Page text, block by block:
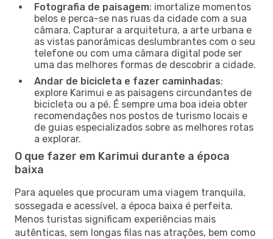
Fotografia de paisagem: imortalize momentos
belos e perca-se nas ruas da cidade com a sua
câmara. Capturar a arquitetura, a arte urbana e
as vistas panorâmicas deslumbrantes com o seu
telefone ou com uma câmara digital pode ser
uma das melhores formas de descobrir a cidade.
Andar de bicicleta e fazer caminhadas:
explore Karimui e as paisagens circundantes de
bicicleta ou a pé. É sempre uma boa ideia obter
recomendações nos postos de turismo locais e
de guias especializados sobre as melhores rotas
a explorar.
O que fazer em Karimui durante a época
baixa
Para aqueles que procuram uma viagem tranquila,
sossegada e acessível, a época baixa é perfeita.
Menos turistas significam experiências mais
autênticas, sem longas filas nas atrações, bem como